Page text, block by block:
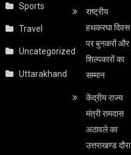
Sports
Travel
Uncategorized
Uttarakhand
राष्ट्रीय
हथकरघा दिवस
पर बुनकरों और
शिल्पकारों का
सम्मान
केंद्रीय राज्य
मंत्री रामदास
अठावले का
उत्तराखण्ड दौरा